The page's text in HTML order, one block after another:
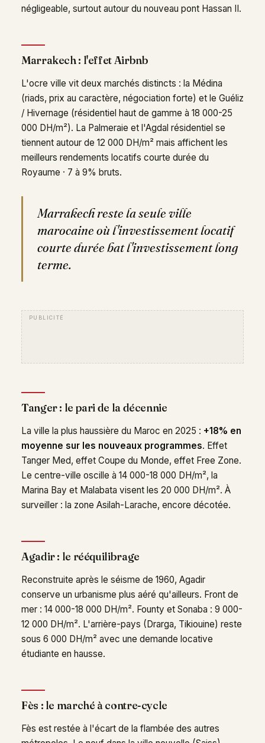
négligeable, surtout autour du nouveau pont Hassan II.
Marrakech : l'effet Airbnb
L'ocre ville vit deux marchés distincts : la Médina
(riads, prix au caractère, négociation forte) et le Guéliz
/ Hivernage (résidentiel haut de gamme à 18 000-25
000 DH/m²). La Palmeraie et l'Agdal résidentiel se
tiennent autour de 12 000 DH/m² mais affichent les
meilleurs rendements locatifs courte durée du
Royaume · 7 à 9% bruts.
Marrakech reste la seule ville
marocaine où l'investissement locatif
courte durée bat l'investissement long
terme.
Tanger : le pari de la décennie
La ville la plus haussière du Maroc en 2025 : +18% en
moyenne sur les nouveaux programmes. Effet
Tanger Med, effet Coupe du Monde, effet Free Zone.
Le centre-ville oscille à 14 000-18 000 DH/m², la
Marina Bay et Malabata visent les 20 000 DH/m². À
surveiller : la zone Asilah-Larache, encore décotée.
Agadir : le rééquilibrage
Reconstruite après le séisme de 1960, Agadir
conserve un urbanisme plus aéré qu'ailleurs. Front de
mer : 14 000-18 000 DH/m². Founty et Sonaba : 9 000-
12 000 DH/m². L'arrière-pays (Drarga, Tikiouine) reste
sous 6 000 DH/m² avec une demande locative
étudiante en hausse.
Fès : le marché à contre-cycle
Fès est restée à l'écart de la flambée des autres